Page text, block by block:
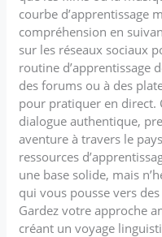
courbe d’apprentissage
compréhension en
sur les réseaux sociaux
routine d’apprentissage
des forums ou à des
pour pratiquer en direct.
dialogue authentique,
aventure à travers le
ressources
une base solide, mais
qui vous pousse vers
Gardez votre approche
créant un voyage